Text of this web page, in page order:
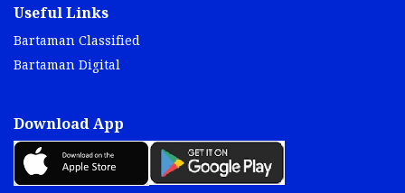
Useful Links
Bartaman Classified
Bartaman Digital
Download App